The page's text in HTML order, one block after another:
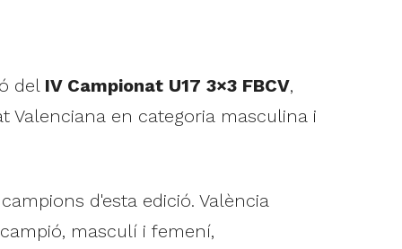
del IV Campionat U17 3×3 FBCV,
en categoria masculina i
d'esta edició. València
masculí i femení,